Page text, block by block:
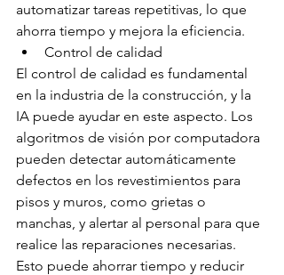
automatizar tareas repetitivas, lo que
ahorra tiempo y mejora la eficiencia.
Control de calidad
El control de calidad es fundamental
en la industria de la construcción, y la
IA puede ayudar en este aspecto. Los
algoritmos de visión por computadora
pueden detectar automáticamente
defectos en los revestimientos para
pisos y muros, como grietas o
manchas, y alertar al personal para que
realice las reparaciones necesarias.
Esto puede ahorrar tiempo y reducir